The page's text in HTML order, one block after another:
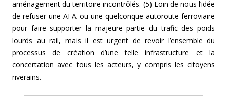
aménagement du territoire incontrôlés. (5) Loin de nous l’idée
de refuser une AFA ou une quelconque autoroute ferroviaire
pour faire supporter la majeure partie du trafic des poids
lourds au rail, mais il est urgent de revoir l’ensemble du
processus de création d’une telle infrastructure et la
concertation avec tous les acteurs, y compris les citoyens
riverains.